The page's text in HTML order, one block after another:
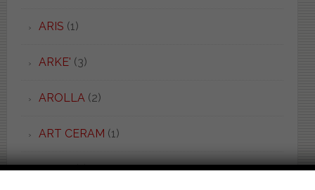
ARIS (1)
ARKE' (3)
AROLLA(2)
ART CERAM (1)
ASILO(1)